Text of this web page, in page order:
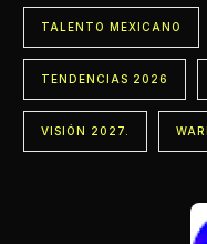
TALENTO MEXICANO
TENDENCIAS 2026
VISIÓN 2027.